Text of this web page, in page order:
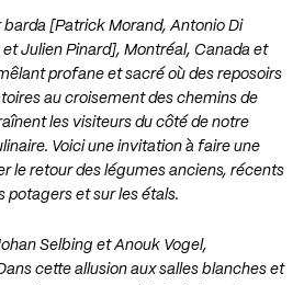
[Patrick Morand, Antonio Di
Julien Pinard], Montréal, Canada et
profane et sacré où des reposoirs
au croisement des chemins de
les visiteurs du côté de notre
Voici une invitation à faire une
le retour des légumes anciens, récents
potagers et sur les étals.
Selbing et Anouk Vogel,
cette allusion aux salles blanches et